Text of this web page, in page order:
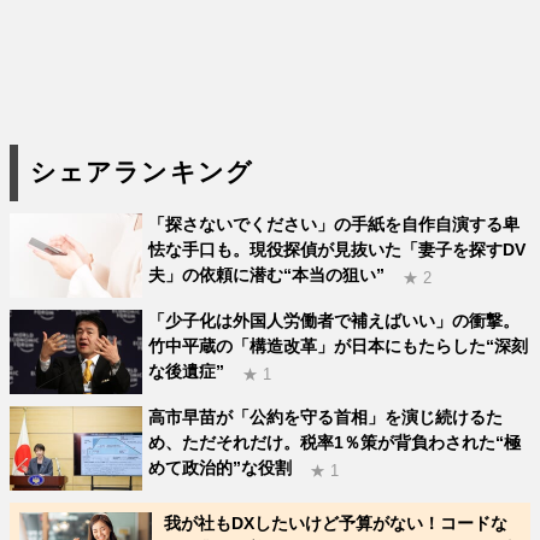
シェアランキング
「探さないでください」の手紙を自作自演する卑
怯な手口も。現役探偵が見抜いた「妻子を探すDV
夫」の依頼に潜む“本当の狙い”
★ 2
「少子化は外国人労働者で補えばいい」の衝撃。
竹中平蔵の「構造改革」が日本にもたらした“深刻
な後遺症”
★ 1
高市早苗が「公約を守る首相」を演じ続けるた
め、ただそれだけ。税率1％策が背負わされた“極
めて政治的”な役割
★ 1
我が社もDXしたいけど予算がない！コードな